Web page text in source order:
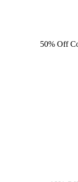
50% Off